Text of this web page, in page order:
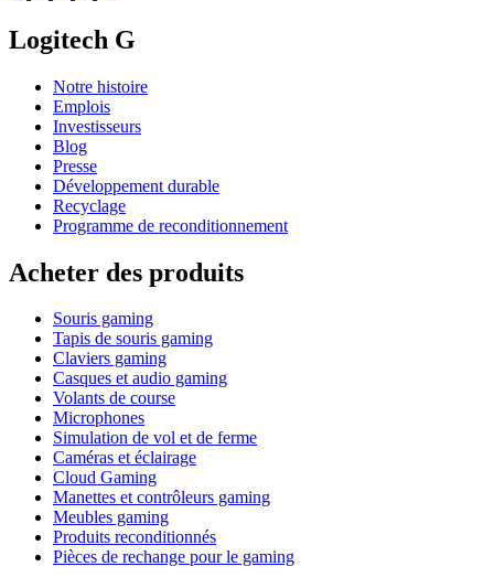
Logitech G
Notre histoire
Emplois
Investisseurs
Blog
Presse
Développement durable
Recyclage
Programme de reconditionnement
Acheter des produits
Souris gaming
Tapis de souris gaming
Claviers gaming
Casques et audio gaming
Volants de course
Microphones
Simulation de vol et de ferme
Caméras et éclairage
Cloud Gaming
Manettes et contrôleurs gaming
Meubles gaming
Produits reconditionnés
Pièces de rechange pour le gaming